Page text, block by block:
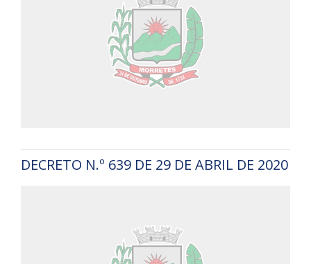
DECRETO N.º 639 DE 29 DE ABRIL DE 2020